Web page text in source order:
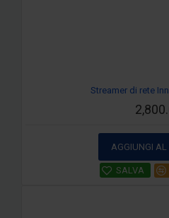
Streamer di rete
AGGIUNGI AL
SALVA